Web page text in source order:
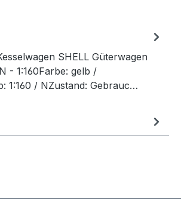
SHELL Güterwagen
- 1:160Farbe: gelb /
1:160 / NZustand: Gebrauc…